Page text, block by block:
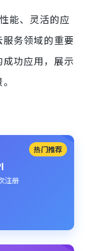
能、灵活的应
务领域的重要
功应用，展示
热门推荐
注册